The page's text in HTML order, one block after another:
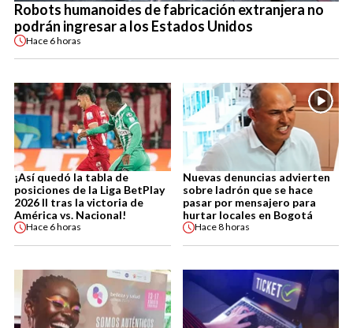
Robots humanoides de fabricación extranjera no
podrán ingresar a los Estados Unidos
Hace 6 horas
¡Así quedó la tabla de
posiciones de la Liga BetPlay
2026 II tras la victoria de
América vs. Nacional!
Hace 6 horas
Nuevas denuncias advierten
sobre ladrón que se hace
pasar por mensajero para
hurtar locales en Bogotá
Hace8 horas